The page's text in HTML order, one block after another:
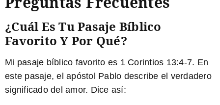
¿Cuál Es Tu Pasaje Bíblico
Favorito Y Por Qué?
Mi pasaje bíblico favorito es 1 Corintios 13:4-7. En
este pasaje, el apóstol Pablo describe el verdadero
significado del amor. Dice así: